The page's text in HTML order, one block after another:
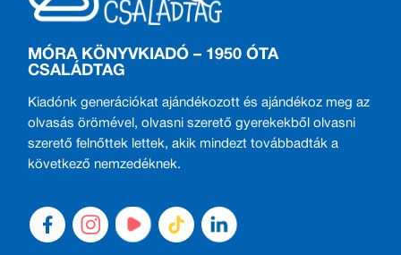
MÓRA KÖNYVKIADÓ – 1950 ÓTA
CSALÁDTAG
Kiadónk generációkat ajándékozott és ajándékoz meg az
olvasás örömével, olvasni szerető gyerekekből olvasni
szerető felnőttek lettek, akik mindezt továbbadták a
következő nemzedéknek.